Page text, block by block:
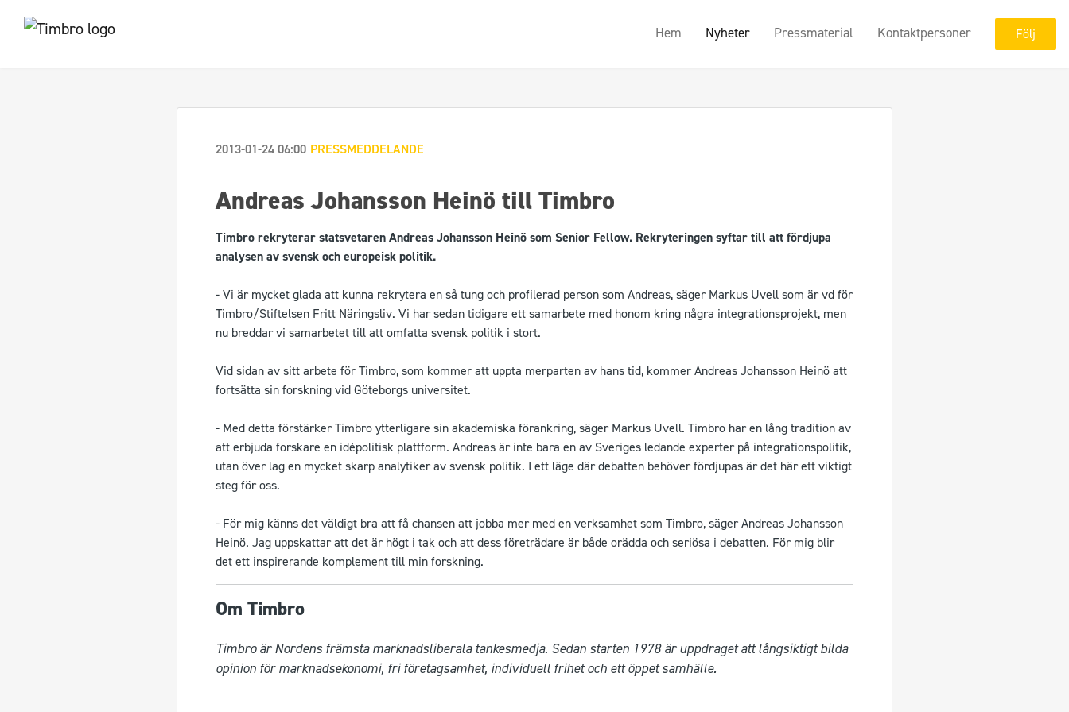
Hem Nyheter Pressmaterial Kontaktpersoner Följ
2013-01-24 06:00 PRESSMEDDELANDE
Andreas Johansson Heinö till Timbro
Timbro rekryterar statsvetaren Andreas Johansson Heinö som Senior Fellow. Rekryteringen syftar till att fördjupa
analysen av svensk och europeisk politik.
- Vi är mycket glada att kunna rekrytera en så tung och profilerad person som Andreas, säger Markus Uvell som är vd för
Timbro/Stiftelsen Fritt Näringsliv. Vi har sedan tidigare ett samarbete med honom kring några integrationsprojekt, men
nu breddar vi samarbetet till att omfatta svensk politik i stort.
Vid sidan av sitt arbete för Timbro, som kommer att uppta merparten av hans tid, kommer Andreas Johansson Heinö att
fortsätta sin forskning vid Göteborgs universitet.
- Med detta förstärker Timbro ytterligare sin akademiska förankring, säger Markus Uvell. Timbro har en lång tradition av
att erbjuda forskare en idépolitisk plattform. Andreas är inte bara en av Sveriges ledande experter på integrationspolitik,
utan över lag en mycket skarp analytiker av svensk politik. I ett läge där debatten behöver fördjupas är det här ett viktigt
steg för oss.
- För mig känns det väldigt bra att få chansen att jobba mer med en verksamhet som Timbro, säger Andreas Johansson
Heinö. Jag uppskattar att det är högt i tak och att dess företrädare är både orädda och seriösa i debatten. För mig blir
det ett inspirerande komplement till min forskning.
Om Timbro
Timbro är Nordens främsta marknadsliberala tankesmedja. Sedan starten 1978 är uppdraget att långsiktigt bilda
opinion för marknadsekonomi, fri företagsamhet, individuell frihet och ett öppet samhälle.